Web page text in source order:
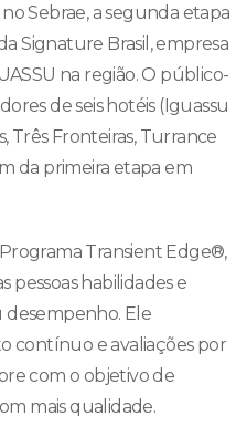
no Sebrae, a segunda etapa
Signature Brasil, empresa
na região. O público-
de seis hotéis (Iguassu
Três Fronteiras, Turrance
da primeira etapa em
Transient Edge®,
pessoas habilidades e
desempenho. Ele
contínuo e avaliações por
com o objetivo de
mais qualidade.